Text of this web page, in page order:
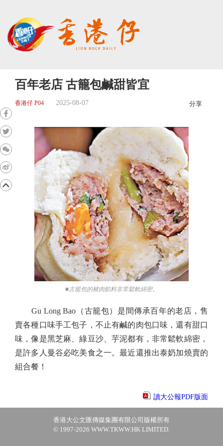
百年老店 古籠包鹹甜皆宜
香港仔 P04 2025-08-07 分享
■古籠包的豬肉餡料非常鬆軟綿密。
Gu Long Bao（古籠包）是間傳承百年的老店，售
賣各種口味手工包子，不止有鹹的肉包口味，還有甜口
味，像是黑芝麻、綠豆沙、芋泥都有，非常鬆軟綿密，
是許多人曼谷必吃美食之一。最近還推出泰奶加燒賣的
組合餐！
讀大公報PDF版面
香港大公文匯傳媒集團有限公司版權所有
© 1997-2026 WWW.TKWW.HK LIMITED.